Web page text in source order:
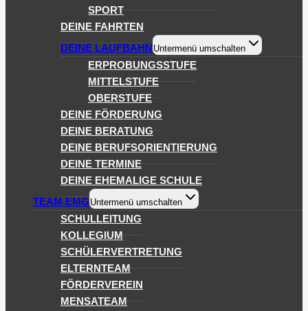
SPORT
DEINE FAHRTEN
DEINE LAUFBAHN Untermenü umschalten
ERPROBUNGSSTUFE
MITTELSTUFE
OBERSTUFE
DEINE FÖRDERUNG
DEINE BERATUNG
DEINE BERUFSORIENTIERUNG
DEINE TERMINE
DEINE EHEMALIGE SCHULE
TEAM EMG Untermenü umschalten
SCHULLEITUNG
KOLLEGIUM
SCHÜLERVERTRETUNG
ELTERNTEAM
FÖRDERVEREIN
MENSATEAM